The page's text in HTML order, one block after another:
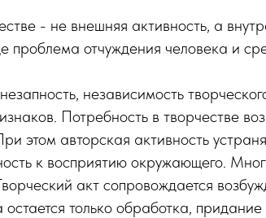
- не внешняя активность, а
проблема отчуждения человека и
независимость
Потребность в творчестве
этом авторская активность
к восприятию окружающего.
акт сопровождается
только обработка,